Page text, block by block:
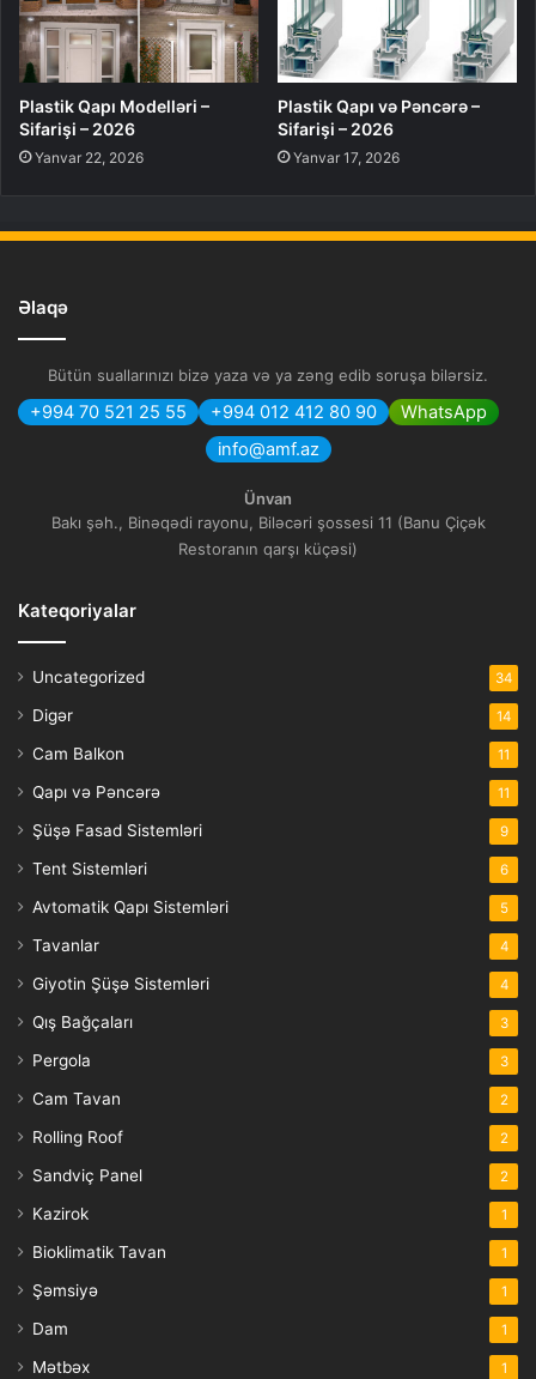
Plastik Qapı Modelləri –
Sifarişi – 2026
Yanvar 22, 2026
Plastik Qapı və Pəncərə –
Sifarişi – 2026
Yanvar 17, 2026
Əlaqə
Bütün suallarınızı bizə yaza və ya zəng edib soruşa bilərsiz.
+994 70 521 25 55 +994 012 412 80 90
WhatsApp
info@amf.az
Ünvan
Bakı şəh., Binəqədi rayonu, Biləcəri şossesi 11 (Banu Çiçək
Restoranın qarşı küçəsi)
Kateqoriyalar
Uncategorized 34
Digər 14
Cam Balkon 11
Qapı və Pəncərə 11
Şüşə Fasad Sistemləri 9
Tent Sistemləri 6
Avtomatik Qapı Sistemləri 5
Tavanlar 4
Giyotin Şüşə Sistemləri 4
Qış Bağçaları 3
Pergola 3
Cam Tavan 2
Rolling Roof 2
Sandviç Panel 2
Kazirok 1
Bioklimatik Tavan 1
Şəmsiyə 1
Dam 1
Mətbəx 1